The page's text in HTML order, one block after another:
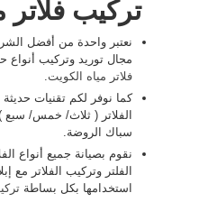
تركيب فلاتر
نعتبر واحدة من أفضل
مجال توريد وتركيب أنواع
فلاتر مياه الكويت.
كما نوفر لكم تقنيات
الفلاتر ( ثلاث/ خمس/
سباك الروضة.
نقوم بصيانة جميع أنواع
الفلتر وتركيب الفلاتر مع
استخدامها بكل بساطة